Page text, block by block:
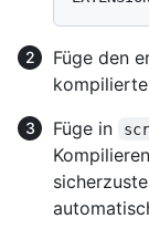
Füge den
Füge in